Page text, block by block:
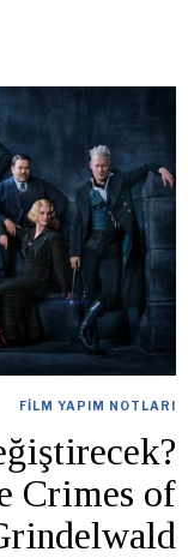
FILM YAPIM NOTLARI
Crimes of